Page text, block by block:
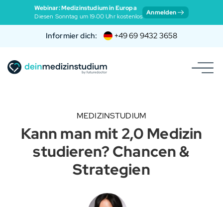
Webinar: Medizinstudium in Europa
Diesen Sonntag um 19:00 Uhr kostenlos Anmelden
Informier dich: +49 69 9432 3658
MEDIZINSTUDIUM
Kann man mit 2,0 Medizin
studieren? Chancen &
Strategien